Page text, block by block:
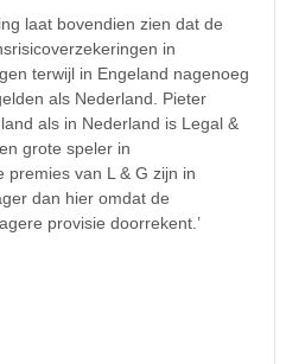
laat bovendien zien dat de
in
terwijl in Engeland nagenoeg
als Nederland. Pieter
als in Nederland is Legal &
grote speler in
premies van L & G zijn in
dan hier omdat de
provisie doorrekent.’